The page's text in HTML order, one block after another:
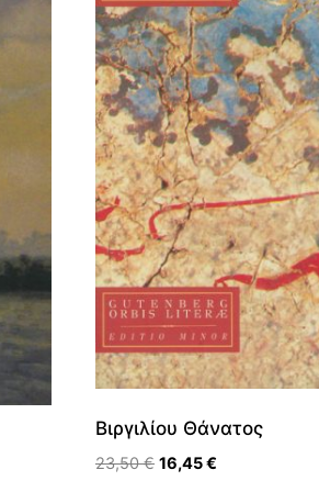
Βιργιλίου Θάνατος
23,50€ Original
16,45€